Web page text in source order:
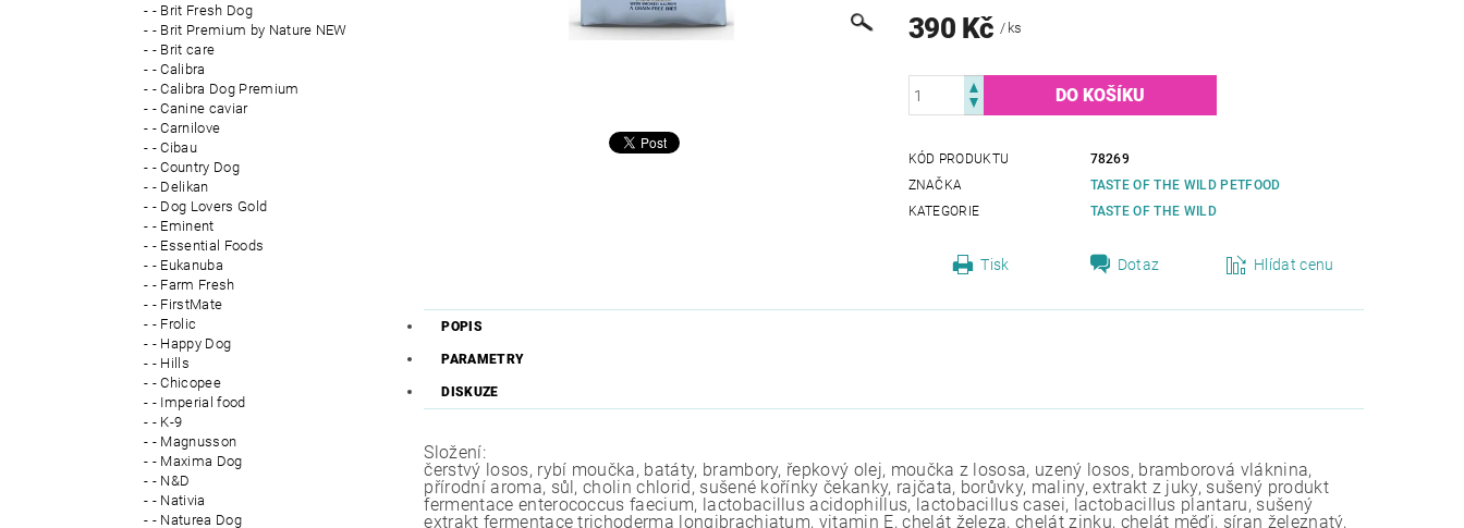
- Brit Fresh Dog
- Brit Premium by Nature NEW
- Brit care
- Calibra
- Calibra Dog Premium
- Canine caviar
- Carnilove
- Cibau
- Country Dog
- Delikan
- Dog Lovers Gold
- Eminent
- Essential Foods
- Eukanuba
- Farm Fresh
- FirstMate
- Frolic
- Happy Dog
- Hills
- Chicopee
- Imperial food
- K-9
- Magnusson
- Maxima Dog
- N&D
- Nativia
- Naturea Dog
390 Kč/ ks
KÓD PRODUKTU
78269
ZNAČKA
TASTE OF THE WILD PETFOOD
KATEGORIE
TASTE OF THE WILD
Tisk Dotaz Hlídat cenu
POPIS
PARAMETRY
DISKUZE
Složení:
čerstvý losos, rybí moučka, batáty, brambory, řepkový olej, moučka z lososa, uzený losos, bramborová vláknina,
přírodní aroma, sůl, cholin chlorid, sušené kořínky čekanky, rajčata, borůvky, maliny, extrakt z juky, sušený produkt
fermentace enterococcus faecium, lactobacillus acidophillus, lactobacillus casei, lactobacillus plantaru, sušený
extrakt fermentace trichoderma longibrachiatum, vitamin E, chelát železa, chelát zinku, chelát měďi, síran železnatý,